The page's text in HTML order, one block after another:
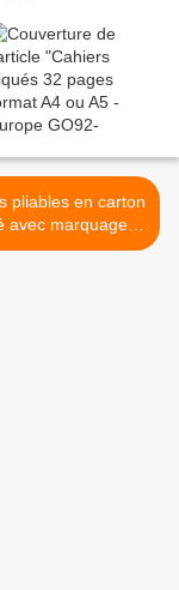
pliables en carton
avec marquage
quadri >